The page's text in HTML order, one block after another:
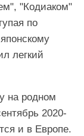
"Кодиаком"
по
легкий
на родном
2020-
и в Европе.